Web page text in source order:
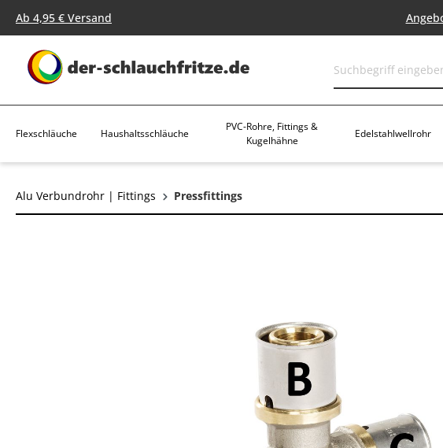
Zur Hauptnavigation springen
Ab 4,95 € Versand
Flexschläuche Haushaltsschläuche
PVC-Rohre, Fittings &
Kugelhähne
Edelstahlwellrohr
Alu Verbundrohr | Fittings Pressfittings